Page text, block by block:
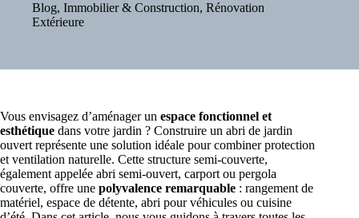
Blog, Immobilier & Construction, Rénovation
Extérieure
Vous envisagez d’aménager un espace fonctionnel et
esthétique dans votre jardin ? Construire un abri de jardin
ouvert représente une solution idéale pour combiner protection
et ventilation naturelle. Cette structure semi-couverte,
également appelée abri semi-ouvert, carport ou pergola
couverte, offre une polyvalence remarquable : rangement de
matériel, espace de détente, abri pour véhicules ou cuisine